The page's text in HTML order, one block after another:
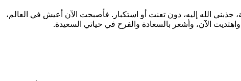
الله إليه، دون تعنت أو استكبار. فأصبحت الآن أعيش في العالم،
الآن، وأشعر بالسعادة والفرح في حياتي السعيدة.